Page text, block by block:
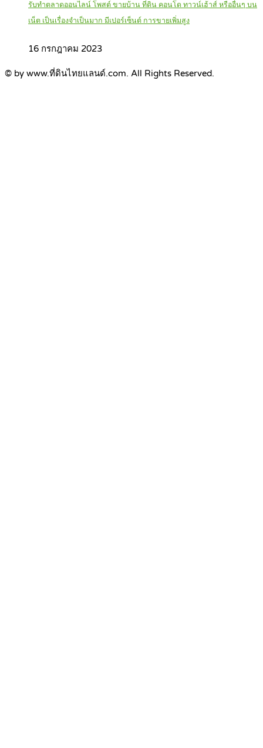
รับทำตลาดออนไลน์ โพสต์ ขายบ้าน ที่ดิน คอนโด ทาวน์เฮ้าส์ หรืออื่นๆ บน
เน็ต เป็นเรื่องจำเป็นมาก มีเปอร์เซ็นต์ การขายเพิ่มสูง
16 กรกฎาคม 2023
© by www.ที่ดินไทยแลนด์.com. All Rights Reserved.